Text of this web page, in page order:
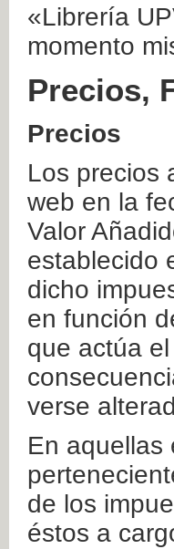
«Librería
momento
Precios,
Precios
Los precios
web en la
Valor
establecido
dicho
en función
que actúa
verse
En aquellas
de los
éstos a